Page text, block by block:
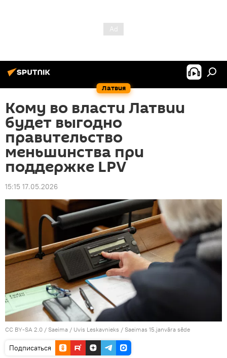
Латвия
Кому во власти Латвии
будет выгодно
правительство
меньшинства при
поддержке LPV
15:15 17.05.2026
CC BY-SA 2.0 / Saeima / Uvis Leskavnieks / Saeimas 15.janvāra sēde
Подписаться